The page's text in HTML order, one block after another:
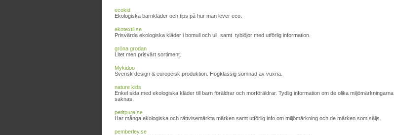
ecokid
Ekologiska barnkläder och tips på hur man lever eco.
ekotextil.se
Prisvärda ekologiska kläder i bomull och ull, samt tyblöjor med utförlig information.
gröna grodan
Litet men prisvärt sortiment.
Mykidoo
Svensk design & europeisk produktion. Högklassig sömnad av vuxna.
nature kids
Enkel sida med ekologiska kläder till barn föräldrar och morföräldrar. Tydlig information om de olika miljömärkningarna
saknas.
petitpure.se
Har många ekologiska och rättvisemärkta märken samt utförlig info om miljömärkning och de märken som säljs.
pemberley.se